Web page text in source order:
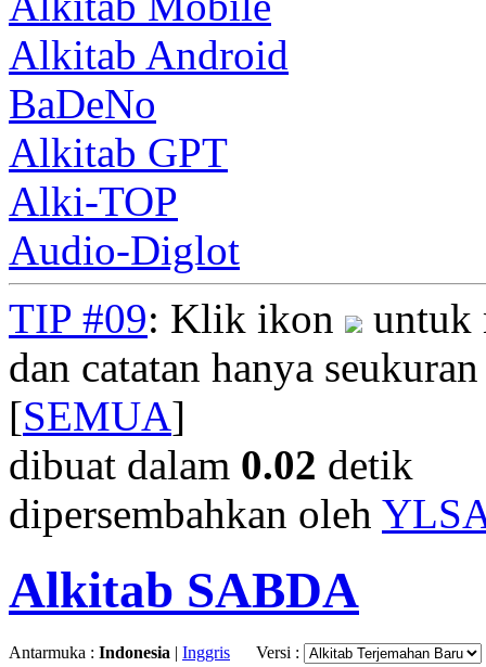
Alkitab Android
BaDeNo
Alkitab GPT
Alki-TOP
Audio-Diglot
TIP #09: Klik ikon
untuk
dan catatan hanya
[SEMUA]
dibuat dalam 0.02 detik
dipersembahkan oleh
Alkitab SABDA
Antarmuka : Indonesia | Inggris Versi :